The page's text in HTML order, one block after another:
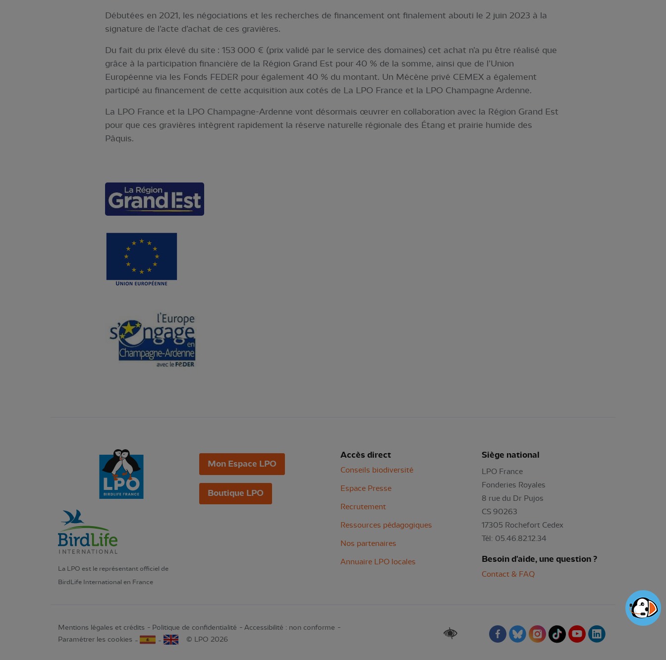
Débutées en 2021, les négociations et les recherches de financement ont finalement abouti le 2 juin 2023 à la
signature de l’acte d’achat de ces gravières.
Du fait du prix élevé du site : 153 000 € (prix validé par le service des domaines) cet achat n’a pu être réalisé que
grâce à la participation financière de la Région Grand Est pour 40 % de la somme, ainsi que de l’Union
Européenne via les Fonds FEDER pour également 40 % du montant. Un Mécène privé CEMEX a également
participé au financement de cette acquisition aux cotés de La LPO France et la LPO Champagne Ardenne.
La LPO France et la LPO Champagne-Ardenne vont désormais œuvrer en collaboration avec la Région Grand Est
pour que ces gravières intègrent rapidement la réserve naturelle régionale des Étang et prairie humide des
Pâquis.
La LPO est le représentant officiel de
BirdLife International en France
Mon Espace LPO
Boutique LPO
Accès direct
Conseils biodiversité
Espace Presse
Recrutement
Ressources pédagogiques
Nos partenaires
Annuaire LPO locales
Siège national
LPO France
Fonderies Royales
8 rue du Dr Pujos
CS 90263
17305 Rochefort Cedex
Tél: 05.46.82.12.34
Besoin d'aide, une question ?
Contact & FAQ
Mentions légales et crédits Politique de confidentialité
Accessibilité : non conforme
Paramétrer les cookies
© LPO 2026 Renforcer les contrastes